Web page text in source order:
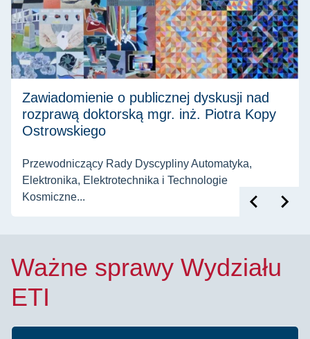
Zawiadomienie o publicznej dyskusji nad
rozprawą doktorską mgr. inż. Piotra Kopy
Ostrowskiego
Przewodniczący Rady Dyscypliny Automatyka,
Elektronika, Elektrotechnika i Technologie
Kosmiczne...
Ważne sprawy Wydziału
ETI